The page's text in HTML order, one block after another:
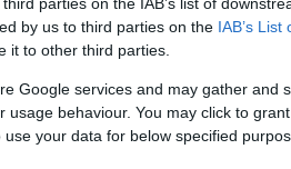
by us to third parties on the IAB’s List
it to other third parties.
Google services and may gather and
behaviour. You may click to
your data for below specified